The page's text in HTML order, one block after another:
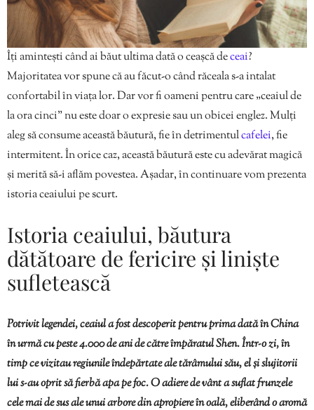
Îți amintești când ai băut ultima dată o ceașcă deceai?
Majoritatea vor spune că au făcut-o când răceala s-a intalat
confortabil în viața lor. Dar vor fi oameni pentru care „ceaiul de
la ora cinci” nu este doar o expresie sau un obicei englez. Mulți
aleg să consume această băutură, fie în detrimentulcafelei, fie
intermitent. În orice caz, această băutură este cu adevărat magică
și merită să-i aflăm povestea. Așadar, în continuare vom prezenta
istoria ceaiului pe scurt.
Istoria ceaiului, băutura
dătătoare de fericire și liniște
sufletească
Potrivit legendei, ceaiul a fost descoperit pentru prima dată în China
în urmă cu peste 4.000 de ani de către împăratul Shen. Într-o zi, în
timp ce vizitau regiunile îndepărtate ale tărâmului său, el și slujitorii
lui s-au oprit să fierbă apa pe foc. O adiere de vânt a suflat frunzele
cele mai de sus ale unui arbore din apropiere în oală, eliberând o aromă